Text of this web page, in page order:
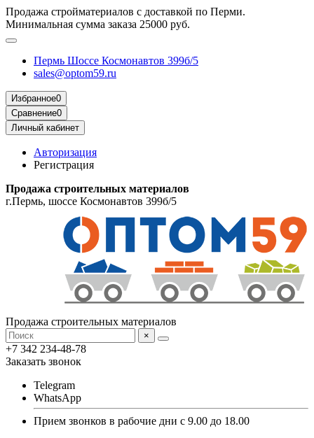
Продажа стройматериалов с доставкой по Перми.
Минимальная сумма заказа 25000 руб.
Пермь Шоссе Космонавтов 399б/5
sales@optom59.ru
Избранное0
Сравнение0
Личный кабинет
Авторизация
Регистрация
Продажа строительных материалов
г.Пермь, шоссе Космонавтов 399б/5
Продажа строительных материалов
×
+7 342 234-48-78
Заказать звонок
Telegram
WhatsApp
Прием звонков в рабочие дни с 9.00 до 18.00